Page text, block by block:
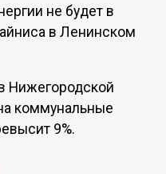
не будет в
в Ленинском
Нижегородской
коммунальные
9%.